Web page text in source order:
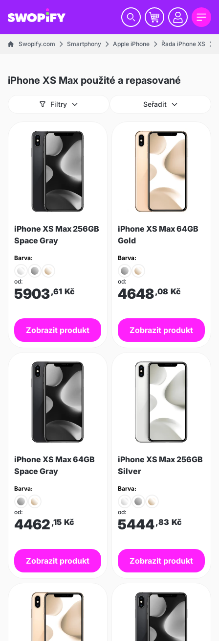
Swopify.com Smartphony Apple iPhone Řada iPhone XS
iPhone XS Max použité a repasované
Filtry Seřadit
iPhone XS Max 256GB
Space Gray
Barva:
od:
5903,61 Kč
Zobrazit produkt
iPhone XS Max 64GB
Gold
Barva:
od:
4648,08 Kč
Zobrazit produkt
iPhone XS Max 64GB
Space Gray
Barva:
od:
4462 ,15 Kč
Zobrazit produkt
iPhone XS Max 256GB
Silver
Barva:
od:
5444,83 Kč
Zobrazit produkt